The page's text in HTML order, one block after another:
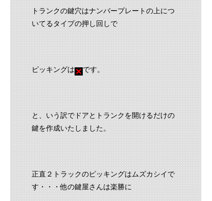
トランクの鍵穴はナンバープレートの上につ
いてるタイプの押し回しで
ピッキングは です。
と、いう訳でドアとトランクを開けるだけの
鍵を作成いたしました。
正直２トラックのピッキングはムズカシイで
す・・・他の鍵屋さんは楽勝に